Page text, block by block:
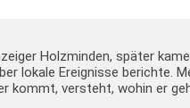
Holzminden, später
lokale Ereignisse
kommt, versteht, wohin er